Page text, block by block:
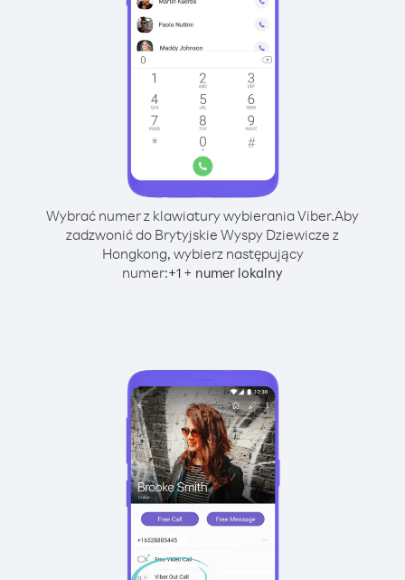
Wybrać numer z klawiatury wybierania Viber.Aby
zadzwonić do Brytyjskie Wyspy Dziewicze z
Hongkong, wybierz następujący
numer:+1 + numer lokalny